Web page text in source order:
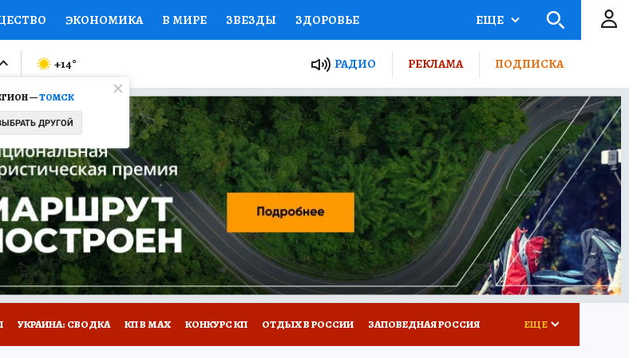
ЭКОНОМИКА В МИРЕ ЗВЕЗДЫ ЗДОРОВЬЕ
ПРОИСШЕСТВИЯ НАЦИОНАЛЬНЫЕ ПРОЕКТЫ РОССИИ
МИР Я ЗНАЮ СЕМЬЯ ЖЕНСКИЕ СЕКРЕТЫ ПУТЕВОДИТЕЛЬ
СЕРИАЛЫ СПЕЦПРОЕКТЫ ДЕФИЦИТ ЖЕЛЕЗА ТУРИЗМ
КОНКУРСЫ РАБОТА У НАС ГИД ПОТРЕБИТЕЛЯ ВСЕ О КП
ЕЩЕ
—ТОМСК
ДРУГОЙ
+14° РАДИО РЕКЛАМА ПОДПИСКА
УКРАИНА: СВОДКА КП В МАХ КОНКУРС КП ОТДЫХ В РОССИИ ЗАПОВЕДНАЯ РОССИЯ ЕЩЕ